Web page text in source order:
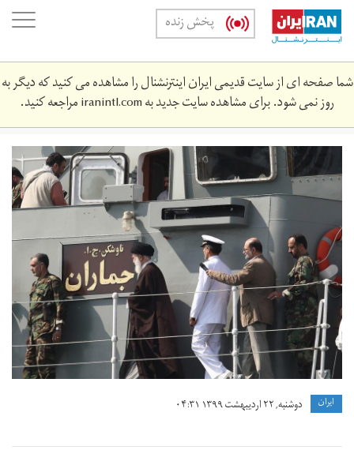
Skip
main
content
پخش زنده
شما صفحه ای از سایت قدیمی ایران اینترنشنال را مشاهده می کنید که دیگر به
روز نمی شود. برای مشاهده سایت جدید بهiranintl.comمراجعه کنید.
jamaran-
2442424424-
0.jpg
ايران دوشنبه, ۲۲ اردیبهشت ۱۳۹۹ ۰۴:۳۱